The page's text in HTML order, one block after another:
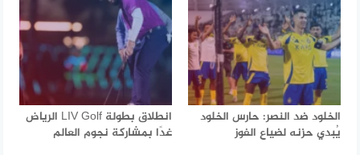
الخلود ضد النصر: حارس الخلود
يُبدي حزنه لضياع الفوز
انطلاق بطولة LIV Golf الرياض
غدًا بمشاركة نجوم العالم